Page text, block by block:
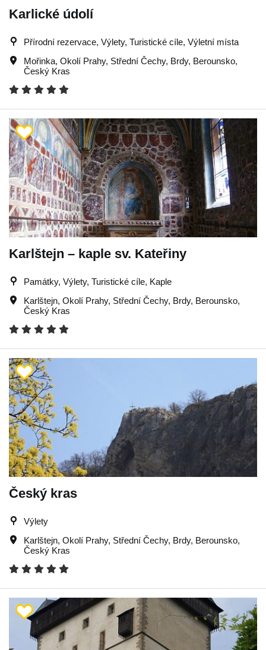
Karlické údolí
Přírodní rezervace, Výlety, Turistické cíle, Výletní místa
Mořinka, Okolí Prahy, Střední Čechy, Brdy, Berounsko,
Český Kras
Karlštejn – kaple sv. Kateřiny
Památky, Výlety, Turistické cíle, Kaple
Karlštejn, Okolí Prahy, Střední Čechy, Brdy, Berounsko,
Český Kras
Český kras
Výlety
Karlštejn, Okolí Prahy, Střední Čechy, Brdy, Berounsko,
Český Kras